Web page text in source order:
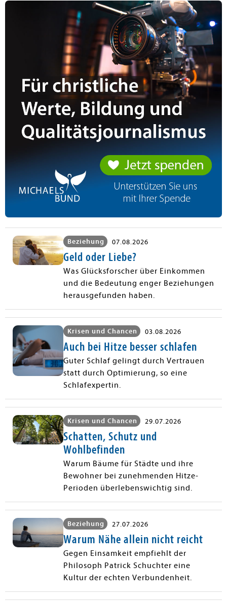
Beziehung 07.08.2026
Geld oder Liebe?
Was Glücksforscher über Einkommen
und die Bedeutung enger Beziehungen
herausgefunden haben.
Krisen und Chancen 03.08.2026
Auch bei Hitze besser schlafen
Guter Schlaf gelingt durch Vertrauen
statt durch Optimierung, so eine
Schlafexpertin.
Krisen und Chancen 29.07.2026
Schatten, Schutz und
Wohlbefinden
Warum Bäume für Städte und ihre
Bewohner bei zunehmenden Hitze-
Perioden überlebenswichtig sind.
Beziehung 27.07.2026
Warum Nähe allein nicht reicht
Gegen Einsamkeit empfiehlt der
Philosoph Patrick Schuchter eine
Kultur der echten Verbundenheit.